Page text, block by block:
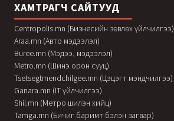
ХАМТРАГЧ САЙТУУД
Centropolis.mn (Бизнесийн зөвлөх үйлчилгээ)
Araa.mn (Авто мэдээлэл)
Buree.mn (Мэдээ, мэдээлэл)
Metro.mn (Шинэ орон сууц)
Tsetsegtmendchilgee.mn (Цэцэгт мэндчилгээ)
Ganara.mn (IT үйлчилгээ)
Shil.mn (Метро шилэн хийц)
Tamga.mn (Бичиг баримт бэлэн загвар)